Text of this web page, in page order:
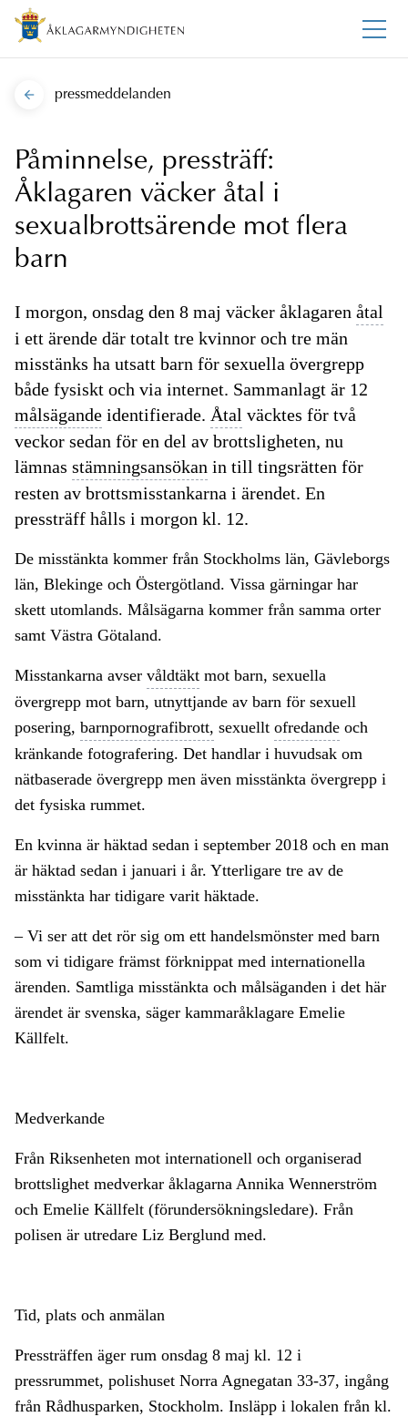
pressmeddelanden
Påminnelse, pressträff:
Åklagaren väcker åtal i
sexualbrottsärende mot flera
barn
I morgon, onsdag den 8 maj väcker åklagaren åtal
i ett ärende där totalt tre kvinnor och tre män
misstänks ha utsatt barn för sexuella övergrepp
både fysiskt och via internet. Sammanlagt är 12
målsägande identifierade. Åtal väcktes för två
veckor sedan för en del av brottsligheten, nu
lämnas stämningsansökan in till tingsrätten för
resten av brottsmisstankarna i ärendet. En
pressträff hålls i morgon kl. 12.
De misstänkta kommer från Stockholms län, Gävleborgs
län, Blekinge och Östergötland. Vissa gärningar har
skett utomlands. Målsägarna kommer från samma orter
samt Västra Götaland.
Misstankarna avser våldtäkt mot barn, sexuella
övergrepp mot barn, utnyttjande av barn för sexuell
posering, barnpornografibrott, sexuellt ofredande och
kränkande fotografering. Det handlar i huvudsak om
nätbaserade övergrepp men även misstänkta övergrepp i
det fysiska rummet.
En kvinna är häktad sedan i september 2018 och en man
är häktad sedan i januari i år. Ytterligare tre av de
misstänkta har tidigare varit häktade.
– Vi ser att det rör sig om ett handelsmönster med barn
som vi tidigare främst förknippat med internationella
ärenden. Samtliga misstänkta och målsäganden i det här
ärendet är svenska, säger kammaråklagare Emelie
Källfelt.
Medverkande
Från Riksenheten mot internationell och organiserad
brottslighet medverkar åklagarna Annika Wennerström
och Emelie Källfelt (förundersökningsledare). Från
polisen är utredare Liz Berglund med.
Tid, plats och anmälan
Pressträffen äger rum onsdag 8 maj kl. 12 i
pressrummet, polishuset Norra Agnegatan 33-37, ingång
från Rådhusparken, Stockholm. Insläpp i lokalen från kl.